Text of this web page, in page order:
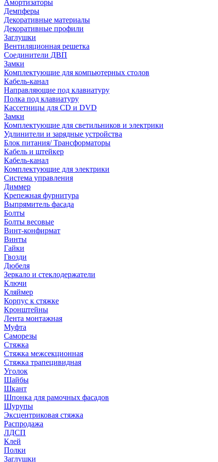
Амортизаторы
Демпферы
Декоративные материалы
Декоративные профили
Заглушки
Вентиляционная решетка
Соединители ДВП
Замки
Комплектующие для компьютерных столов
Кабель-канал
Направляющие под клавиатуру
Полка под клавиатуру
Кассетницы для CD и DVD
Замки
Комплектующие для светильников и электрики
Удлинители и зарядные устройства
Блок питания/ Трансформаторы
Кабель и штейкер
Кабель-канал
Комплектующие для электрики
Система управления
Диммер
Крепежная фурнитура
Выпрямитель фасада
Болты
Болты весовые
Винт-конфирмат
Винты
Гайки
Гвозди
Дюбеля
Зеркало и стеклодержатели
Ключи
Кляймер
Корпус к стяжке
Кронштейны
Лента монтажная
Муфта
Саморезы
Стяжка
Стяжка межсекционная
Стяжка трапецивидная
Уголок
Шайбы
Шкант
Шпонка для рамочных фасадов
Шурупы
Эксцентриковая стяжка
Распродажа
ЛДСП
Клей
Полки
Заглушки